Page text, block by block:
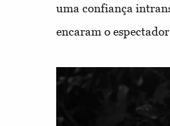
uma confiança
encaram o